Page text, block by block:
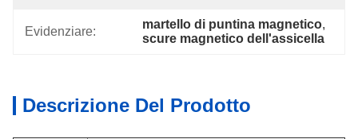
Evidenziare:
martello di puntina magnetico,
scure magnetico dell'assicella
Descrizione Del Prodotto